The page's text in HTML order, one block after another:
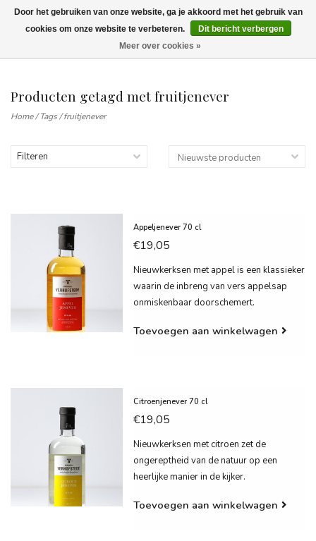
Wij leveren tot aan uw deur. Afhalen is mogelijk.
Producten getagd met fruitjenever
Home/Tags/fruitjenever
Filteren
Appeljenever 70 cl
€19,05
Nieuwkerksen met appel is een klassieker
waarin de inbreng van vers appelsap
onmiskenbaar doorschemert.
Toevoegen aan winkelwagen
Citroenjenever 70 cl
€19,05
Nieuwkerksen met citroen zet de
ongereptheid van de natuur op een
heerlijke manier in de kijker.
Toevoegen aan winkelwagen
Door het gebruiken van onze website, ga je akkoord met het gebruik van
cookies om onze website te verbeteren.
Dit bericht verbergen
Meer over cookies »